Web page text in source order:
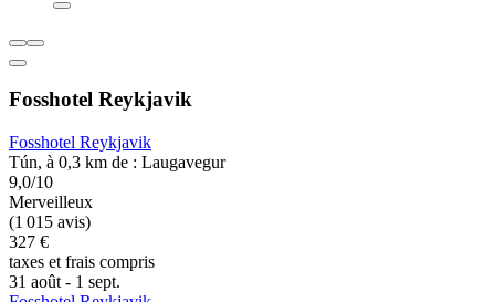
Fosshotel Reykjavik
Fosshotel Reykjavik
Tún, à 0,3 km de : Laugavegur
9,0/10
Merveilleux
(1 015 avis)
327 €
taxes et frais compris
31 août - 1 sept.